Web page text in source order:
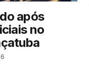
após
no